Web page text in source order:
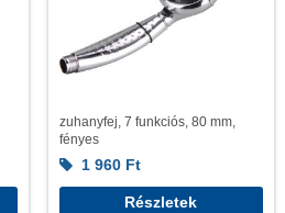
zuhanyfej, 7 funkciós, 80 mm,
fényes
1 960 Ft
Részletek